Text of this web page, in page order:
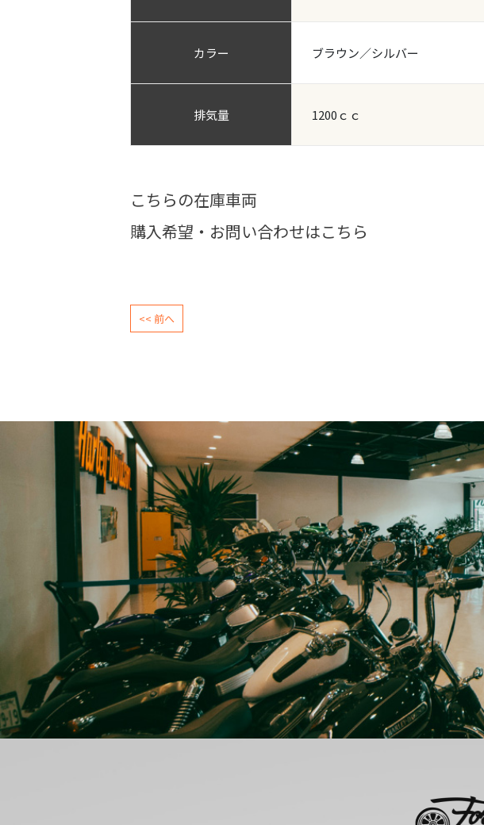
カラー ブラウン／シルバー
排気量 1200ｃｃ
こちらの在庫車両
購入希望・お問い合わせはこちら
<< 前へ